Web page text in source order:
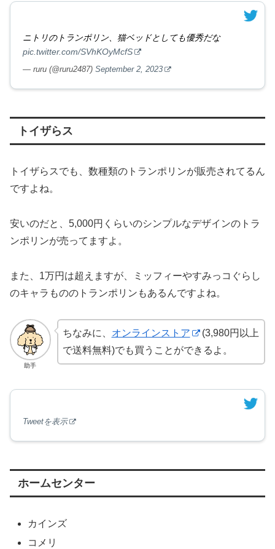
ニトリのトランポリン、猫ベッドとしても優秀だな
pic.twitter.com/SVhKOyMcfS
— ruru (@ruru2487) September 2, 2023
トイザらス
トイザらスでも、数種類のトランポリンが販売されてるん
ですよね。
安いのだと、5,000円くらいのシンプルなデザインのトラ
ンポリンが売ってますよ。
また、1万円は超えますが、ミッフィーやすみっコぐらし
のキャラもののトランポリンもあるんですよね。
助手
ちなみに、 オンラインストア
(3,980円以上
で送料無料)でも買うことができるよ。
Tweetを表示
ホームセンター
カインズ
コメリ